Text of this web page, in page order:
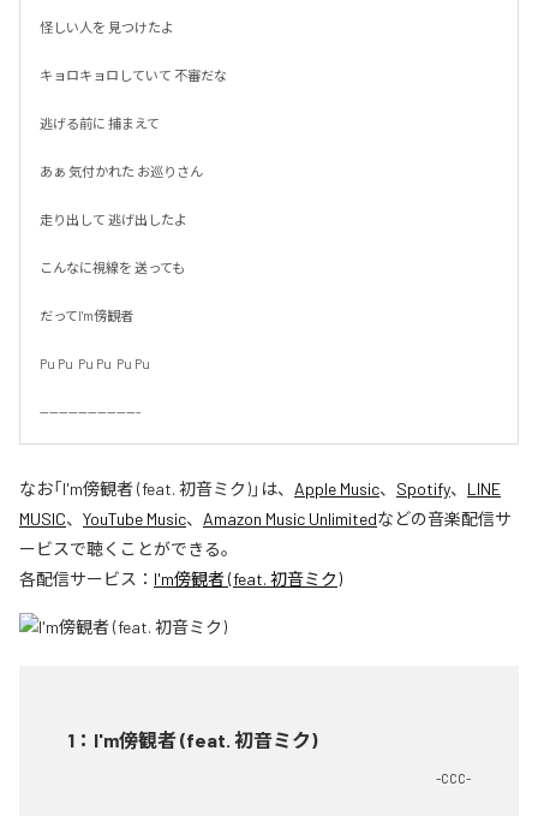
怪しい人を 見つけたよ
キョロキョロしていて 不審だな
逃げる前に 捕まえて
あぁ 気付かれた お巡りさん
走り出して 逃げ出したよ
こんなに視線を 送っても
だってI'm傍観者
Pu Pu  Pu Pu  Pu Pu
---------------------
なお「I'm傍観者 (feat. 初音ミク)」は、 Apple Music、 Spotify、 LINE
MUSIC、 YouTube Music、 Amazon Music Unlimitedなどの音楽配信サ
ービスで聴くことができる。
各配信サービス： I'm傍観者 (feat. 初音ミク)
1 ： I'm傍観者 (feat. 初音ミク)
-CCC-